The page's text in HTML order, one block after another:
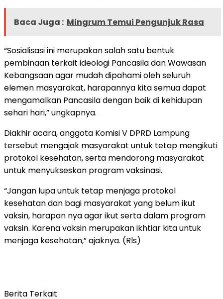
Baca Juga : Mingrum Temui Pengunjuk Rasa
“Sosialisasi ini merupakan salah satu bentuk
pembinaan terkait ideologi Pancasila dan Wawasan
Kebangsaan agar mudah dipahami oleh seluruh
elemen masyarakat, harapannya kita semua dapat
mengamalkan Pancasila dengan baik di kehidupan
sehari hari,” ungkapnya.
Diakhir acara, anggota Komisi V DPRD Lampung
tersebut mengajak masyarakat untuk tetap mengikuti
protokol kesehatan, serta mendorong masyarakat
untuk menyukseskan program vaksinasi.
“Jangan lupa untuk tetap menjaga protokol
kesehatan dan bagi masyarakat yang belum ikut
vaksin, harapan nya agar ikut serta dalam program
vaksin. Karena vaksin merupakan ikhtiar kita untuk
menjaga kesehatan,” ajaknya. (Rls)
Berita Terkait